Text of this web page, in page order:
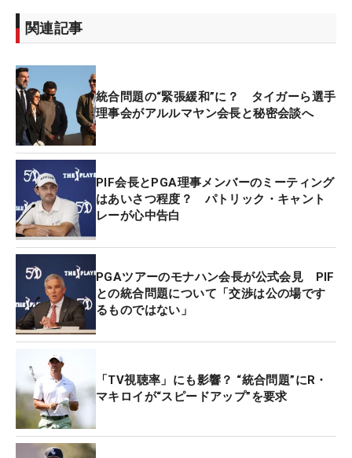
ー・ウッズを代表に、パトリック・キャントレー、
ジョーダン・スピース、ピーター・マルナッティ、
コット（オーストラリア）の6名がいる。
ウッズを含む選手たちがついにアルルマヤン氏と会
うことになったことについて、「何カ月前からもそ
うなるべきだったと思うので、それが実現してうれ
しいよ」と歓迎した。
そして、マキロイはPIFとLIVゴルフの間には“溝”が
あると話す。「ヤシルとそのまわりの人たちと時間
を一緒に過ごしたけど、LIVは彼ら（PIF）にひどい
ことをしていると思う。LIVは好きなようにやって
いる」と持論を展開した。
「一晩で解決することじゃないと思うし、投資を確
定させられたら、和解に近づく。全員を喜ばせるこ
とはできないけど、せめてみんなに理解してもらえ
れば」と統合問題解決への進展を期待した。
関連記事
統合問題の“緊張緩和”に？ タイガーら選手
理事会がアルルマヤン会長と秘密会談へ
PIF会長とPGA理事メンバーのミーティング
はあいさつ程度？ パトリック・キャント
レーが心中告白
PGAツアーのモナハン会長が公式会見 PIF
との統合問題について「交渉は公の場です
るものではない」
「TV視聴率」にも影響？ “統合問題”にR・
マキロイが“スピードアップ”を要求